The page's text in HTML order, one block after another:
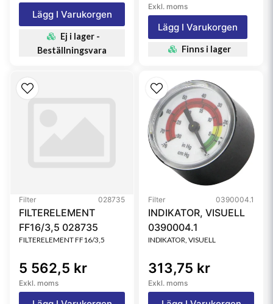
Lägg I Varukorgen
Ej i lager -
Beställningsvara
Exkl. moms
Lägg I Varukorgen
Finns i lager
Filter 028735
FILTERELEMENT
FF16/3,5 028735
FILTERELEMENT FF16/3,5
5 562,5 kr
Exkl. moms
Filter 0390004.1
INDIKATOR, VISUELL
0390004.1
INDIKATOR, VISUELL
313,75 kr
Exkl. moms